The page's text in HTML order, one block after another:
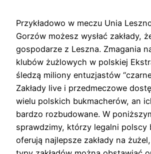
Przykładowo w meczu Unia
Gorzów możesz wysłać zakłady,
gospodarze z Leszna. Zmagania
klubów żużlowych w polskiej
śledzą miliony entuzjastów
Zakłady live i przedmeczowe
wielu polskich bukmacherów, an
bardzo rozbudowane. W
sprawdzimy, którzy legalni polscy
oferują najlepsze zakłady na